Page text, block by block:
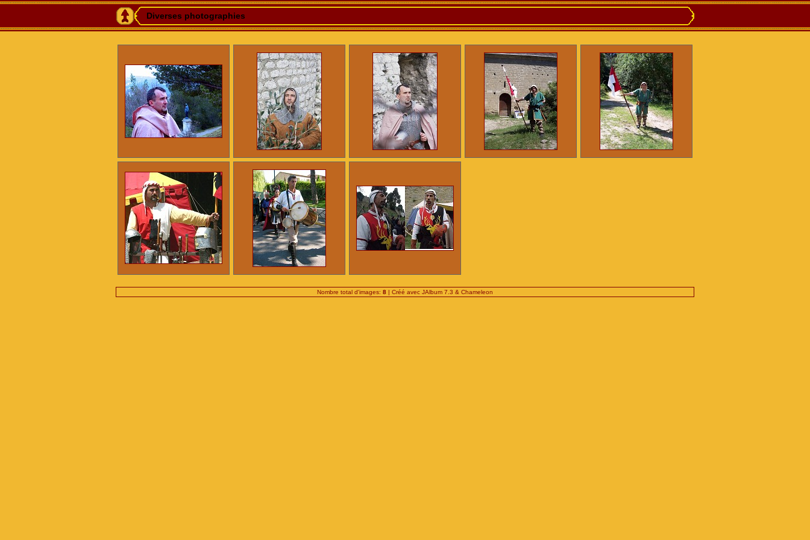
Diverses photographies
Nombre total d'images: 8| Créé avec JAlbum 7.3 & Chameleon